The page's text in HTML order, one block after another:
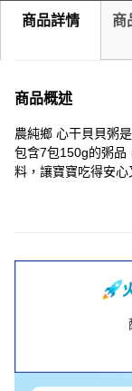
商品詳情 商
商品概述
農純鄉 心干貝貝粥
包含7包150g的粥品
料，讓寶寶吃得安心
寶寶的成長發育，